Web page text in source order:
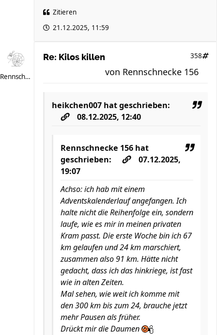
Zitieren
21.12.2025, 11:59
Rennschnecke 156
Re: Kilos killen 358
von Rennschnecke 156
heikchen007 hat geschrieben:
08.12.2025, 12:40
Rennschnecke 156 hat
geschrieben:
07.12.2025,
19:07
Achso: ich hab mit einem
Adventskalenderlauf angefangen. Ich
halte nicht die Reihenfolge ein, sondern
laufe, wie es mir in meinen privaten
Kram passt. Die erste Woche bin ich 67
km gelaufen und 24 km marschiert,
zusammen also 91 km. Hätte nicht
gedacht, dass ich das hinkriege, ist fast
wie in alten Zeiten.
Mal sehen, wie weit ich komme mit
den 300 km bis zum 24, brauche jetzt
mehr Pausen als früher.
Drückt mir die Daumen